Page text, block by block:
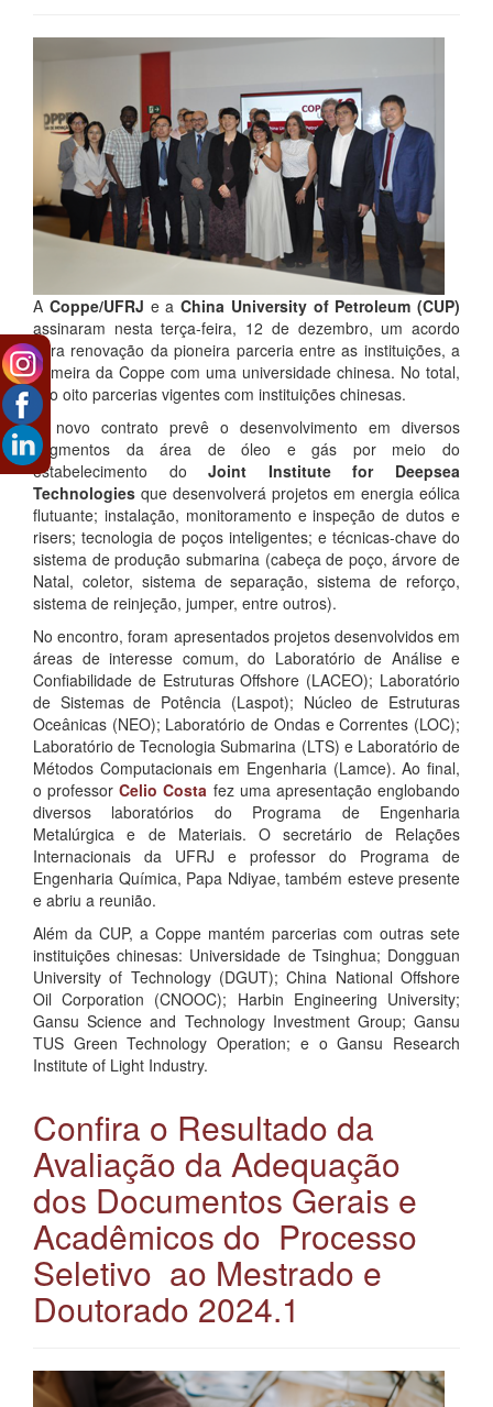
A Coppe/UFRJ e a China University of Petroleum (CUP)
assinaram nesta terça-feira, 12 de dezembro, um acordo
para renovação da pioneira parceria entre as instituições, a
primeira da Coppe com uma universidade chinesa. No total,
são oito parcerias vigentes com instituições chinesas.
O novo contrato prevê o desenvolvimento em diversos
segmentos da área de óleo e gás por meio do
estabelecimento do Joint Institute for Deepsea
Technologies que desenvolverá projetos em energia eólica
flutuante; instalação, monitoramento e inspeção de dutos e
risers; tecnologia de poços inteligentes; e técnicas-chave do
sistema de produção submarina (cabeça de poço, árvore de
Natal, coletor, sistema de separação, sistema de reforço,
sistema de reinjeção, jumper, entre outros).
No encontro, foram apresentados projetos desenvolvidos em
áreas de interesse comum, do Laboratório de Análise e
Confiabilidade de Estruturas Offshore (LACEO); Laboratório
de Sistemas de Potência (Laspot); Núcleo de Estruturas
Oceânicas (NEO); Laboratório de Ondas e Correntes (LOC);
Laboratório de Tecnologia Submarina (LTS) e Laboratório de
Métodos Computacionais em Engenharia (Lamce). Ao final,
o professorCelio Costa fez uma apresentação englobando
diversos laboratórios do Programa de Engenharia
Metalúrgica e de Materiais. O secretário de Relações
Internacionais da UFRJ e professor do Programa de
Engenharia Química, Papa Ndiyae, também esteve presente
e abriu a reunião.
Além da CUP, a Coppe mantém parcerias com outras sete
instituições chinesas: Universidade de Tsinghua; Dongguan
University of Technology (DGUT); China National Offshore
Oil Corporation (CNOOC); Harbin Engineering University;
Gansu Science and Technology Investment Group; Gansu
TUS Green Technology Operation; e o Gansu Research
Institute of Light Industry.
Confira o Resultado da
Avaliação da Adequação
dos Documentos Gerais e
Acadêmicos do Processo
Seletivo ao Mestrado e
Doutorado 2024.1